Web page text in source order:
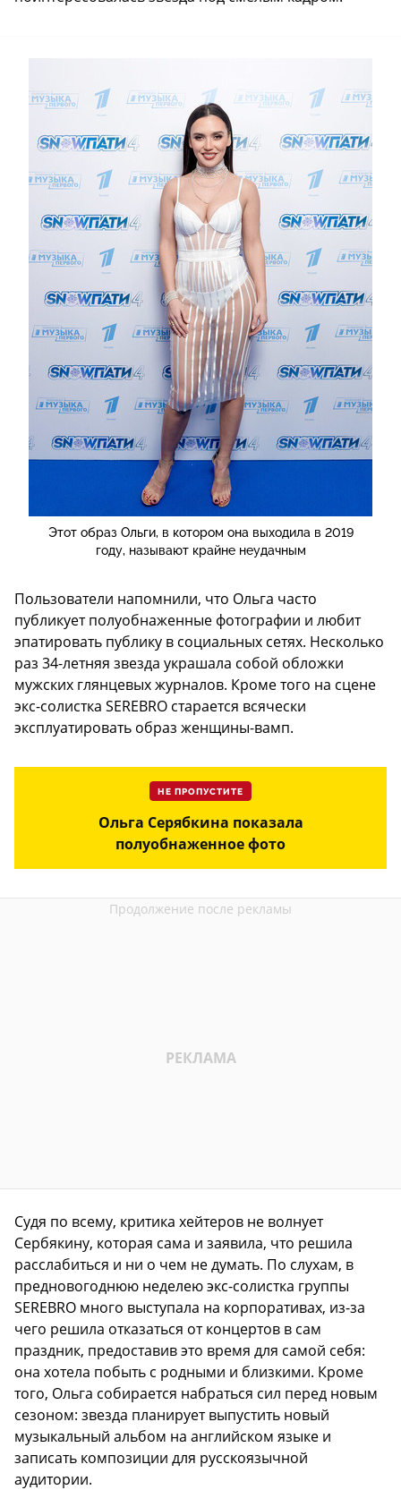
Этот образ Ольги, в котором она выходила в 2019
году, называют крайне неудачным
Пользователи напомнили, что Ольга часто
публикует полуобнаженные фотографии и любит
эпатировать публику в социальных сетях. Несколько
раз 34-летняя звезда украшала собой обложки
мужских глянцевых журналов. Кроме того на сцене
экс-солистка SEREBRO старается всячески
эксплуатировать образ женщины-вамп.
НЕ ПРОПУСТИТЕ
Ольга Серябкина показала
полуобнаженное фото
Судя по всему, критика хейтеров не волнует
Сербякину, которая сама и заявила, что решила
расслабиться и ни о чем не думать. По слухам, в
предновогоднюю неделею экс-солистка группы
SEREBRO много выступала на корпоративах, из-за
чего решила отказаться от концертов в сам
праздник, предоставив это время для самой себя:
она хотела побыть с родными и близкими. Кроме
того, Ольга собирается набраться сил перед новым
сезоном: звезда планирует выпустить новый
музыкальный альбом на английском языке и
записать композиции для русскоязычной
аудитории.